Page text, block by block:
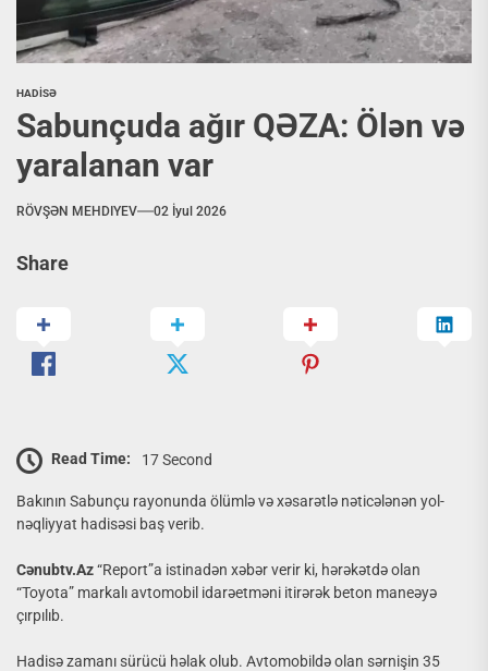
HADİSƏ
Sabunçuda ağır QƏZA: Ölən və
yaralanan var
RÖVŞƏN MEHDIYEV 02 İyul 2026
Share
Read Time: 17 Second
Bakının Sabunçu rayonunda ölümlə və xəsarətlə nəticələnən yol-
nəqliyyat hadisəsi baş verib.
Cənubtv.Az“Report”a istinadən xəbər verir ki, hərəkətdə olan
“Toyota” markalı avtomobil idarəetməni itirərək beton maneəyə
çırpılıb.
Hadisə zamanı sürücü həlak olub. Avtomobildə olan sərnişin 35